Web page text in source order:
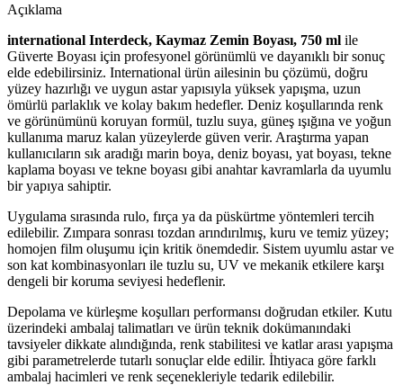
Açıklama
international Interdeck, Kaymaz Zemin Boyası, 750 ml ile
Güverte Boyası için profesyonel görünümlü ve dayanıklı bir sonuç
elde edebilirsiniz. International ürün ailesinin bu çözümü, doğru
yüzey hazırlığı ve uygun astar yapısıyla yüksek yapışma, uzun
ömürlü parlaklık ve kolay bakım hedefler. Deniz koşullarında renk
ve görünümünü koruyan formül, tuzlu suya, güneş ışığına ve yoğun
kullanıma maruz kalan yüzeylerde güven verir. Araştırma yapan
kullanıcıların sık aradığı marin boya, deniz boyası, yat boyası, tekne
kaplama boyası ve tekne boyası gibi anahtar kavramlarla da uyumlu
bir yapıya sahiptir.
Uygulama sırasında rulo, fırça ya da püskürtme yöntemleri tercih
edilebilir. Zımpara sonrası tozdan arındırılmış, kuru ve temiz yüzey;
homojen film oluşumu için kritik önemdedir. Sistem uyumlu astar ve
son kat kombinasyonları ile tuzlu su, UV ve mekanik etkilere karşı
dengeli bir koruma seviyesi hedeflenir.
Depolama ve kürleşme koşulları performansı doğrudan etkiler. Kutu
üzerindeki ambalaj talimatları ve ürün teknik dokümanındaki
tavsiyeler dikkate alındığında, renk stabilitesi ve katlar arası yapışma
gibi parametrelerde tutarlı sonuçlar elde edilir. İhtiyaca göre farklı
ambalaj hacimleri ve renk seçenekleriyle tedarik edilebilir.